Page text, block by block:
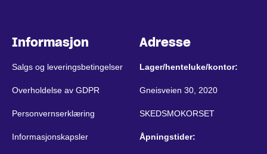
Informasjon
Salgs og leveringsbetingelser
Overholdelse av GDPR
Personvernserklæring
Informasjonskapsler
Adresse
Lager/henteluke/kontor:
Gneisveien 30, 2020
SKEDSMOKORSET
Åpningstider: